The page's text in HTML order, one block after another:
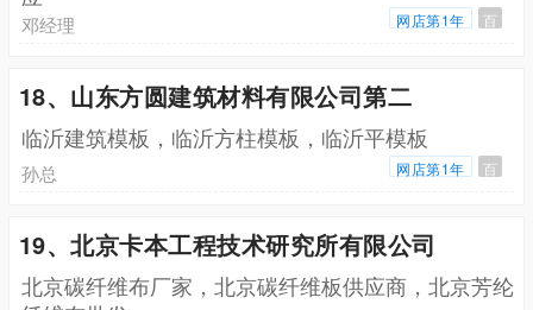
邓经理 网店第1年 百
18、山东方圆建筑材料有限公司第二
临沂建筑模板，临沂方柱模板，临沂平模板
孙总 网店第1年 百
19、北京卡本工程技术研究所有限公司
北京碳纤维布厂家，北京碳纤维板供应商，北京芳纶